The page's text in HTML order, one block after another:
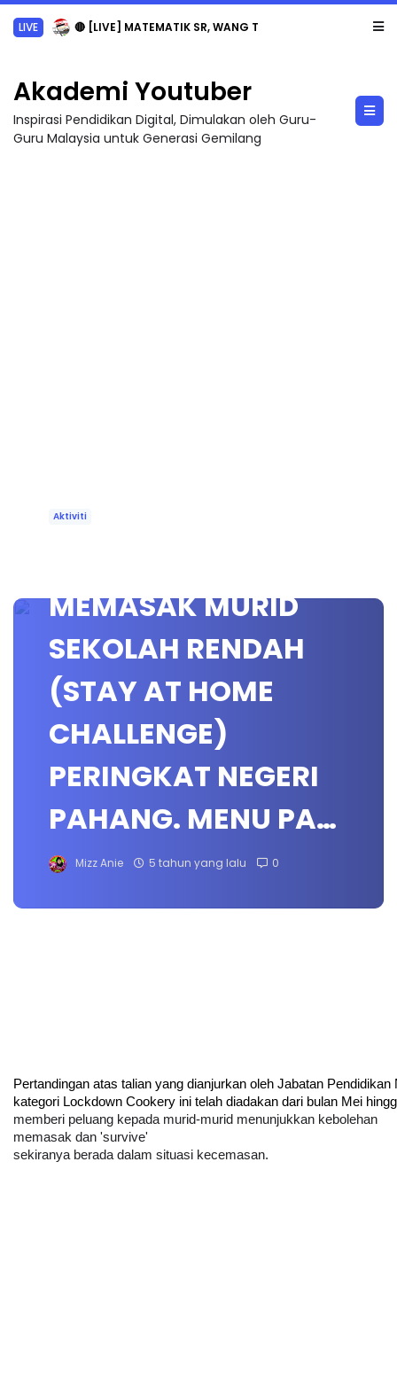
LIVE 🔴 [LIVE] MATEMATIK SR, WANG TAHUN 6 OLEH CIKGU ANITA #ALLINONE #141 #...
Akademi Youtuber
Inspirasi Pendidikan Digital, Dimulakan oleh Guru-
Guru Malaysia untuk Generasi Gemilang
Aktiviti
MEMASAK MURID
SEKOLAH RENDAH
(STAY AT HOME
CHALLENGE)
PERINGKAT NEGERI
PAHANG. MENU PA…
Mizz Anie 5 tahun yang lalu 0
Pertandingan atas talian yang dianjurkan oleh Jabatan
kategori Lockdown Cookery ini telah diadakan dari bulan Mei
memberi peluang kepada murid-murid menunjukkan kebolehan
memasak dan 'survive'
sekiranya berada dalam situasi kecemasan.